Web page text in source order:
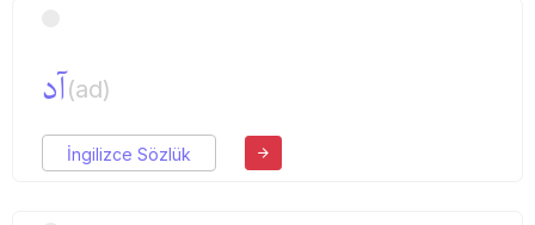
آد(ad)
İngilizce Sözlük